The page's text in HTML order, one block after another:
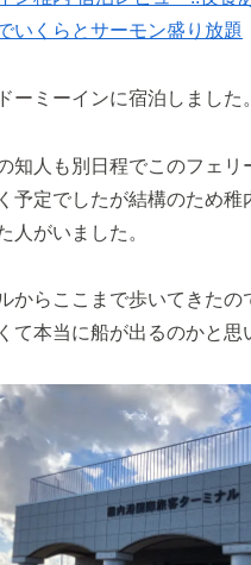
いくらとサーモン盛り放題
ーミーインに宿泊しました。
知人も別日程でこのフェリ
予定でしたが結構のため稚
人がいました。
からここまで歩いてきたの
て本当に船が出るのかと思